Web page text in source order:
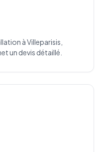
à Villeparisis,
un devis détaillé.